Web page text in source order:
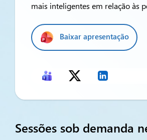
mais inteligentes em relação às
Baixar apresentação
Sessões sob demanda